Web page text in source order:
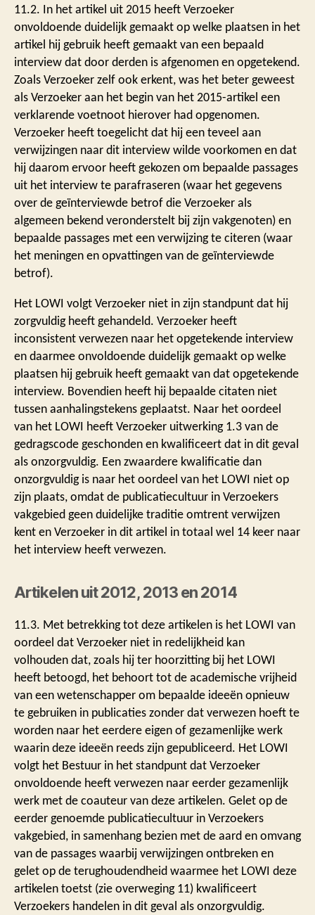
11.2. In het artikel uit 2015 heeft Verzoeker
onvoldoende duidelijk gemaakt op welke plaatsen in het
artikel hij gebruik heeft gemaakt van een bepaald
interview dat door derden is afgenomen en opgetekend.
Zoals Verzoeker zelf ook erkent, was het beter geweest
als Verzoeker aan het begin van het 2015-artikel een
verklarende voetnoot hierover had opgenomen.
Verzoeker heeft toegelicht dat hij een teveel aan
verwijzingen naar dit interview wilde voorkomen en dat
hij daarom ervoor heeft gekozen om bepaalde passages
uit het interview te parafraseren (waar het gegevens
over de geïnterviewde betrof die Verzoeker als
algemeen bekend veronderstelt bij zijn vakgenoten) en
bepaalde passages met een verwijzing te citeren (waar
het meningen en opvattingen van de geïnterviewde
betrof).
Het LOWI volgt Verzoeker niet in zijn standpunt dat hij
zorgvuldig heeft gehandeld. Verzoeker heeft
inconsistent verwezen naar het opgetekende interview
en daarmee onvoldoende duidelijk gemaakt op welke
plaatsen hij gebruik heeft gemaakt van dat opgetekende
interview. Bovendien heeft hij bepaalde citaten niet
tussen aanhalingstekens geplaatst. Naar het oordeel
van het LOWI heeft Verzoeker uitwerking 1.3 van de
gedragscode geschonden en kwalificeert dat in dit geval
als onzorgvuldig. Een zwaardere kwalificatie dan
onzorgvuldig is naar het oordeel van het LOWI niet op
zijn plaats, omdat de publicatiecultuur in Verzoekers
vakgebied geen duidelijke traditie omtrent verwijzen
kent en Verzoeker in dit artikel in totaal wel 14 keer naar
het interview heeft verwezen.
Artikelen uit 2012, 2013 en 2014
11.3. Met betrekking tot deze artikelen is het LOWI van
oordeel dat Verzoeker niet in redelijkheid kan
volhouden dat, zoals hij ter hoorzitting bij het LOWI
heeft betoogd, het behoort tot de academische vrijheid
van een wetenschapper om bepaalde ideeën opnieuw
te gebruiken in publicaties zonder dat verwezen hoeft te
worden naar het eerdere eigen of gezamenlijke werk
waarin deze ideeën reeds zijn gepubliceerd. Het LOWI
volgt het Bestuur in het standpunt dat Verzoeker
onvoldoende heeft verwezen naar eerder gezamenlijk
werk met de coauteur van deze artikelen. Gelet op de
eerder genoemde publicatiecultuur in Verzoekers
vakgebied, in samenhang bezien met de aard en omvang
van de passages waarbij verwijzingen ontbreken en
gelet op de terughoudendheid waarmee het LOWI deze
artikelen toetst (zie overweging 11) kwalificeert
Verzoekers handelen in dit geval als onzorgvuldig.